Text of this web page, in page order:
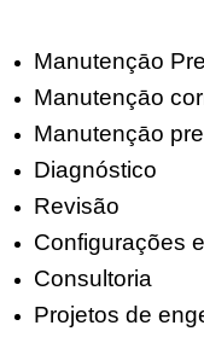
Manutençāo
Manutençāo
Manutençāo
Diagnóstico
Revisão
Configurações
Consultoria
Projetos de